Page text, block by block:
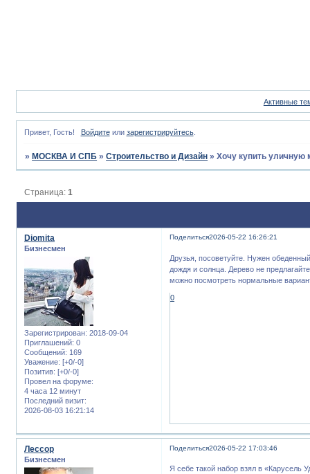
Активные
Привет, Гость! Войдитеили зарегистрируйтесь.
» МОСКВА И СПБ »Строительство и Дизайн »Хочу купить уличную
Страница:1
Поделиться2026-05-22 16:26:21
Diomita
Бизнесмен
Зарегистрирован: 2018-09-04
Приглашений: 0
Сообщений: 169
Уважение: [+0/-0]
Позитив: [+0/-0]
Провел на форуме:
4 часа 12 минут
Последний визит:
2026-08-03 16:21:14
Друзья, посоветуйте. Нужен
дождя и солнца. Дерево не
можно посмотреть нормальные
0
Поделиться2026-05-22 17:03:46
Лессор
Бизнесмен
Я себе такой набор взял в «Карусель